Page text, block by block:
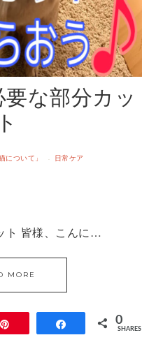
な部分カッ
ト
について」 · 日常ケア
ト 皆様、こんに…
MORE
Share 0
SHARES